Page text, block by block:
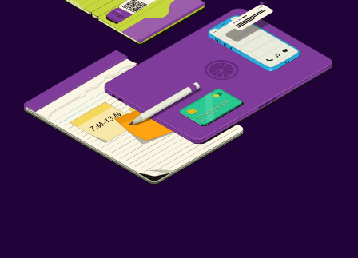
Zona de trabajo
Fax/fotocopiadora
Caja fuerte para laptops
Escritorio
Estacionamiento y transporte
Estacionamiento gratuito